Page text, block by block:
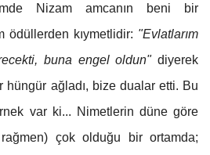
Nizam amcanın beni bir
ödüllerden kıymetlidir: "Evlatlarım
buna engel oldun"diyerek
hüngür ağladı, bize dualar etti. Bu
var ki... Nimetlerin düne göre
çok olduğu bir ortamda;